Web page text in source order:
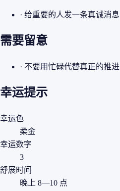
· 给重要的人发一条真诚消息
需要留意
· 不要用忙碌代替真正的推进
幸运提示
幸运色
柔金
幸运数字
3
舒展时间
晚上 8—10 点